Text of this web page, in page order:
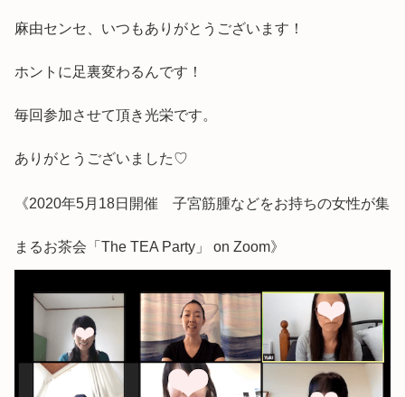
麻由センセ、いつもありがとうございます！
ホントに足裏変わるんです！
毎回参加させて頂き光栄です。
ありがとうございました♡
《2020年5月18日開催 子宮筋腫などをお持ちの女性が集
まるお茶会「The TEA Party」 on Zoom》